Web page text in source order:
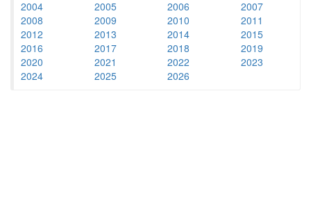
2004
2005 2006
2007
2008
2009 2010
2011
2012
2013 2014
2015
2016
2017 2018
2019
2020
2021 2022
2023
2024
2025 2026